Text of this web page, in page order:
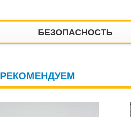
БЕЗОПАСНОСТЬ
РЕКОМЕНДУЕМ